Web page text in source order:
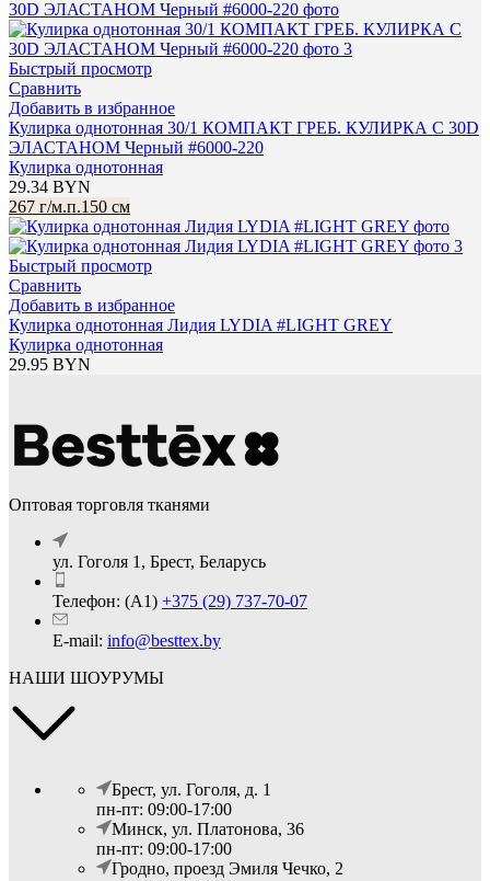
Быстрый просмотр
Сравнить
Добавить в избранное
Кулирка однотонная 30/1 КОМПАКТ ГРЕБ. КУЛИРКА С 30D
ЭЛАСТАНОМ Черный #6000-220
Кулирка однотонная
29.34 BYN
267 г/м.п.150 см
Быстрый просмотр
Сравнить
Добавить в избранное
Кулирка однотонная Лидия LYDIA #LIGHT GREY
Кулирка однотонная
29.95 BYN
Оптовая торговля тканями
ул. Гоголя 1, Брест, Беларусь
Телефон: (А1) +375 (29) 737-70-07
E-mail: info@besttex.by
НАШИ ШОУРУМЫ
Брест, ул. Гоголя, д. 1
пн-пт: 09:00-17:00
Минск, ул. Платонова, 36
пн-пт: 09:00-17:00
Гродно, проезд Эмиля Чечко, 2